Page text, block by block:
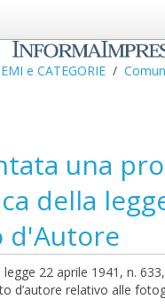
e CATEGORIE
una
della
d'Autore
22 aprile 1941, n.
d’autore relativo alle